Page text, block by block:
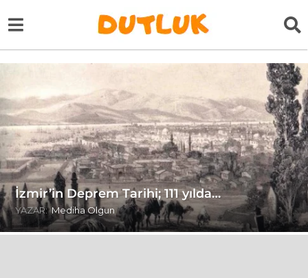
İzmir’in Deprem Tarihi; 111 yılda…
YAZAR: Mediha Olgun